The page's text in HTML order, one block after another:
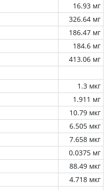
16.93 мг
326.64 мг
186.47 мг
184.6 мг
413.06 мг
1.3 мкг
1.911 мг
10.79 мкг
6.505 мкг
7.658 мкг
0.0375 мг
88.49 мкг
4.718 мкг